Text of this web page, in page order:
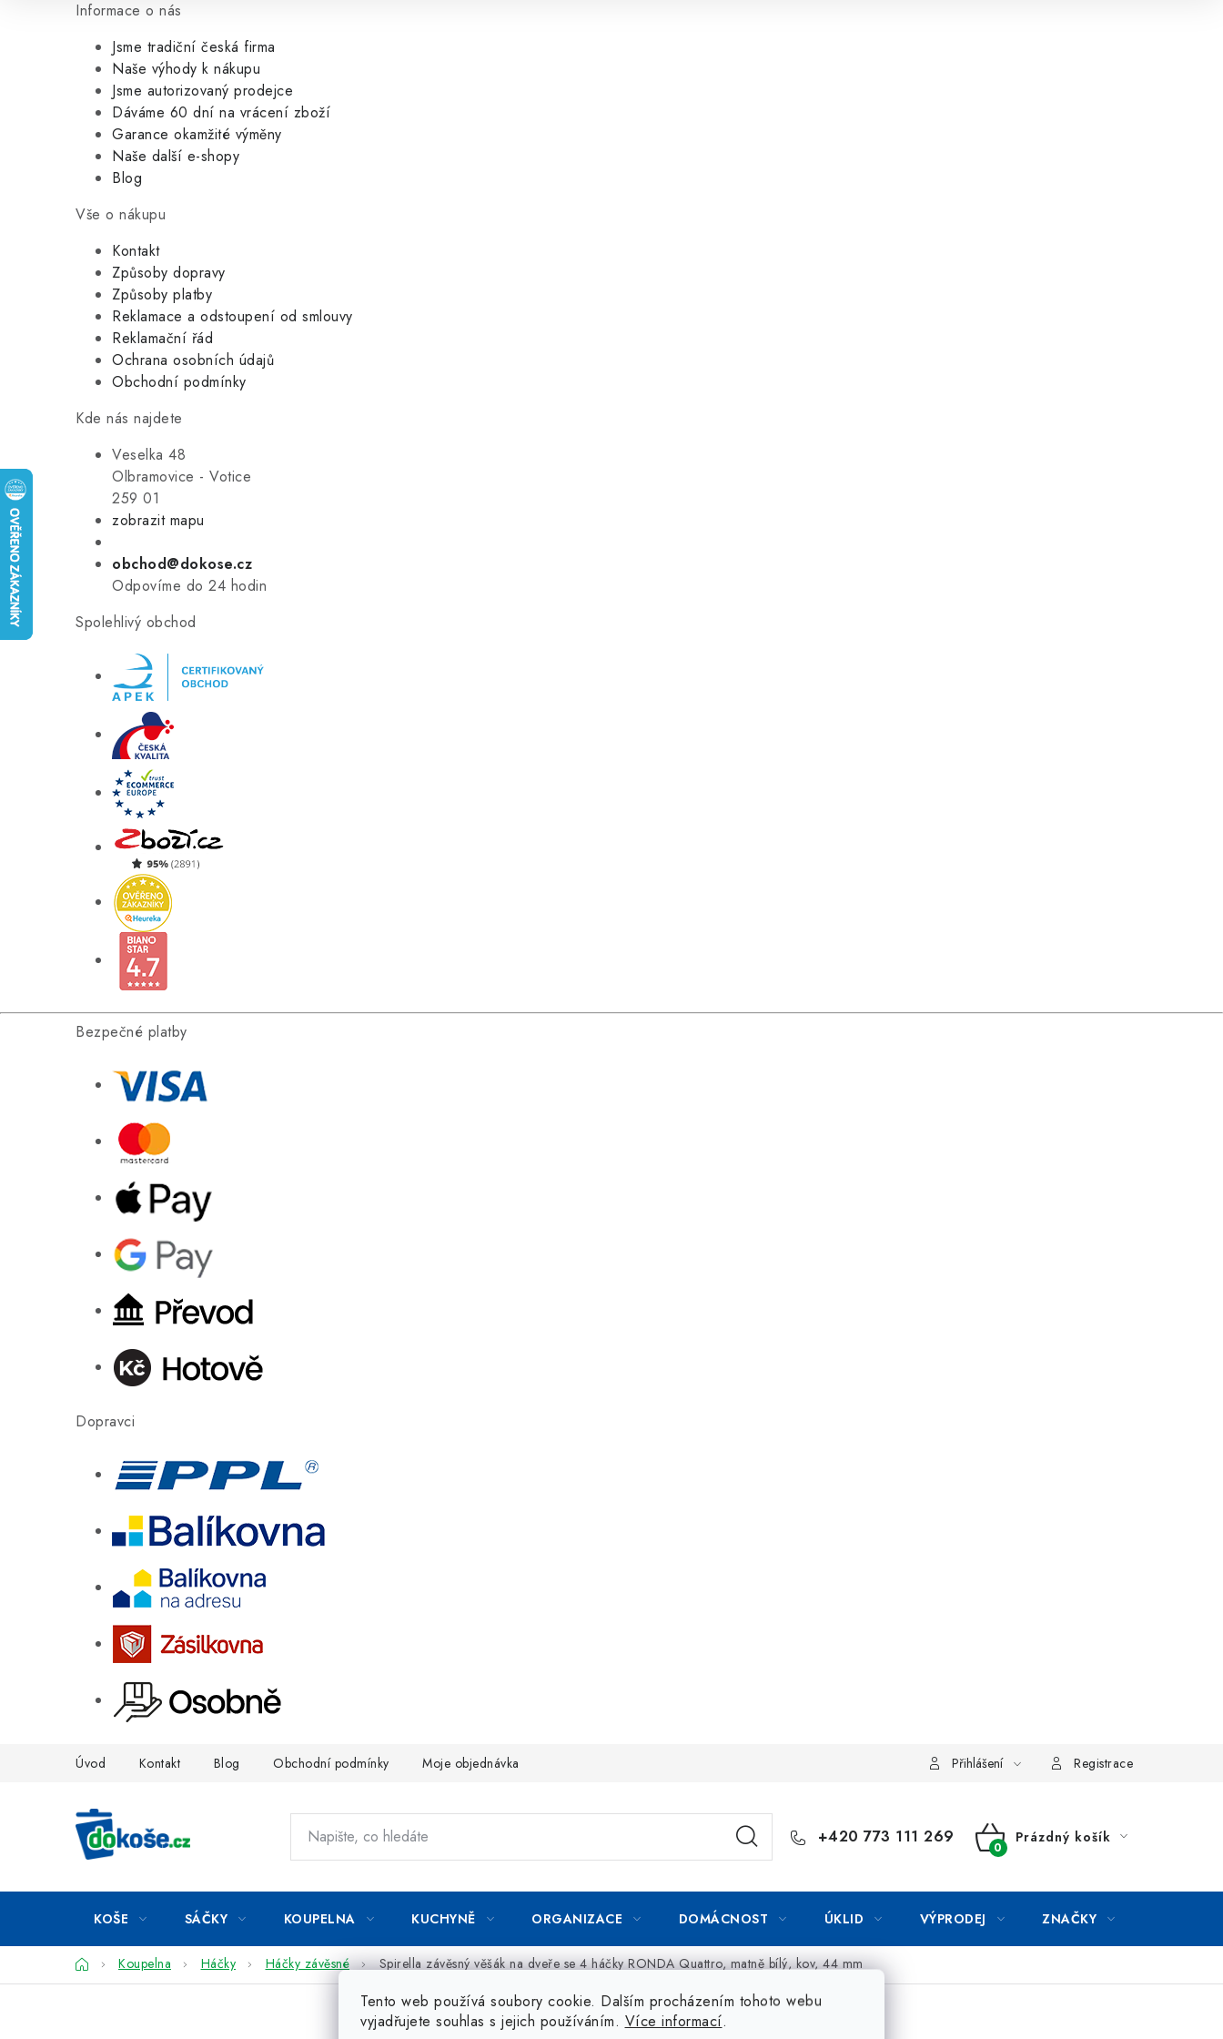
Informace o nás
Jsme tradiční česká firma
Naše výhody k nákupu
Jsme autorizovaný prodejce
Dáváme 60 dní na vrácení zboží
Garance okamžité výměny
Naše další e-shopy
Blog
Vše o nákupu
Kontakt
Způsoby dopravy
Způsoby platby
Reklamace a odstoupení od smlouvy
Reklamační řád
Ochrana osobních údajů
Obchodní podmínky
Kde nás najdete
Veselka 48
Olbramovice - Votice
259 01
zobrazit mapu
obchod@dokose.cz
Odpovíme do 24 hodin
Spolehlivý obchod
Bezpečné platby
Dopravci
Tento web používá soubory cookie. Dalším procházením tohoto webu
vyjadřujete souhlas s jejich používáním. Více informací.
Úvod Kontakt Blog Obchodní podmínky Moje objednávka Přihlášení Registrace
+420 773 111 269
NÁKUPNÍ
Prázdný košík
KOŠE SÁČKY KOUPELNA KUCHYNĚ ORGANIZACE DOMÁCNOST ÚKLID VÝPRODEJ ZNAČKY
DomůKoupelna Háčky Háčky závěsné Spirella závěsný věšák na dveře se 4 háčky RONDA Quattro, matně bílý, kov, 44 mm